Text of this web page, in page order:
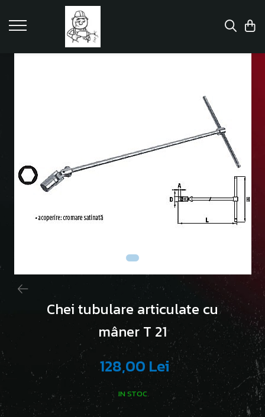
Chei tubulare articulate cu
mâner T 21
128,00 Lei
IN STOC